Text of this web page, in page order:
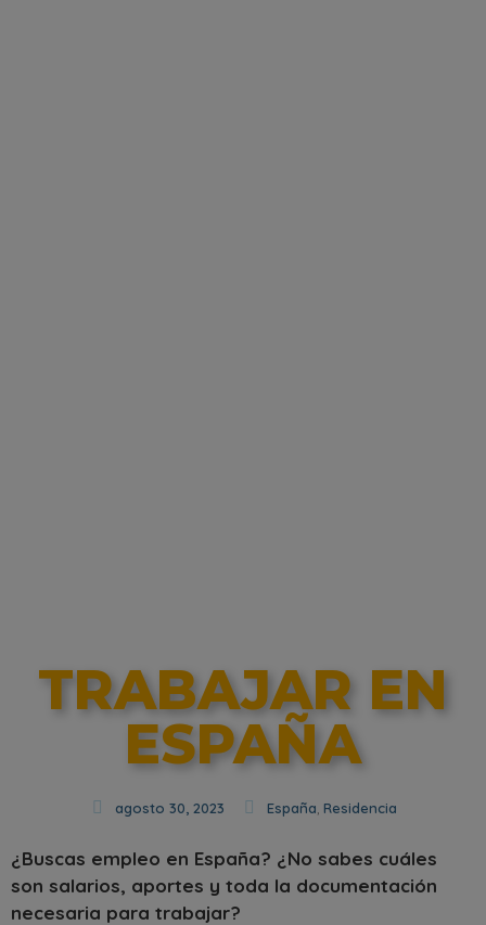
TRABAJAR EN
ESPAÑA
agosto 30, 2023 España Residencia
¿Buscas empleo en España? ¿No sabes cuáles
son salarios, aportes y toda la documentación
necesaria para trabajar?